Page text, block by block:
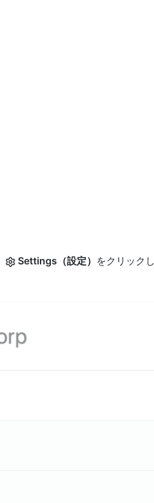
Settings（設定） をクリック